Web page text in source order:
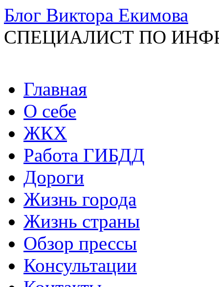
Блог Виктора Екимова
СПЕЦИАЛИСТ ПО
Перейти
содержимому
Главная
О себе
ЖКХ
Работа ГИБДД
Дороги
Жизнь города
Жизнь страны
Обзор прессы
Консультации